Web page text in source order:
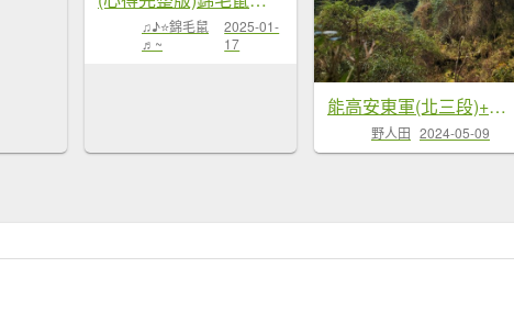
♫♪⭐錦毛鼠
♬~
2025-01-
17
能高安東軍(北三段)+巴沙灣牡丹岩...
野人田 2024-05-09